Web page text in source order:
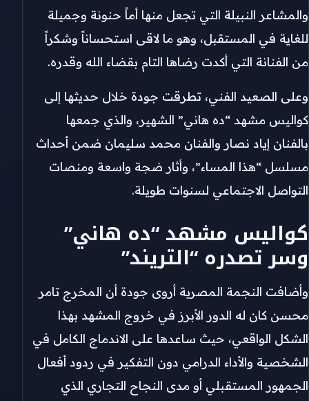
والمشاعر النبيلة التي تجعل منها أماً حنونة وجميلة
للغاية في المستقبل، وهو ما لاقى استحساناً وشكراً
من الفنانة التي أكدت رضاها التام بقضاء الله وقدره.
​وعلى الصعيد الفني، تطرقت جودة خلال حديثها إلى
كواليس مشهد “ده هاني” الشهير، والذي جمعها
بالفنان إياد نصار والفنان محمد سليمان ضمن أحداث
مسلسل “هذا المساء”، وأثار ضجة واسعة ومنصات
التواصل الاجتماعي لسنوات طويلة.
​كواليس مشهد “ده هاني”
وسر تصدره “التريند”
​وأضافت النجمة المصرية أروى جودة أن المخرج تامر
محسن كان له الدور الأبرز في خروج المشهد بهذا
الشكل الواقعي، حيث ساعدها على الاندماج الكامل في
الشخصية والأداء الدرامي دون التفكير في ردود أفعال
الجمهور المستقبلي أو مدى النجاح التجاري الذي